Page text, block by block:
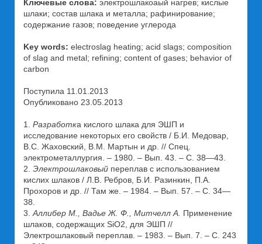
Ключевые слова: электрошлакоаый нагрев; кислые
шлаки; состав шлака и металла; рафинирование;
содержание газов; поведение углерода
Key words: electroslag heating; acid slags; composition
of slag and metal; refining; content of gases; behavior of
carbon
Поступила 11.01.2013
Опубликовано 23.05.2013
1. Разработка кислого шлака для ЭШП и
исследование некоторых его свойств / Б.И. Медовар,
В.С. Жаховский, В.М. Мартын и др. // Спец.
электрометаллургия. – 1980. – Вып. 43. – С. 38—43.
2. Электрошлаковый переплав с использованием
кислих шлаков / Л.В. Ребров, Б.И. Разинкин, П.А.
Прохоров и др. // Там же. – 1984. – Вып. 57. – С. 34—
38.
3. Аллибер М., Вадье Ж. Ф., Митчелл А. Применение
шлаков, содержащих SiO2, для ЭШП //
Электрошлаковый переплав. – 1983. – Вып. 7. – С. 243